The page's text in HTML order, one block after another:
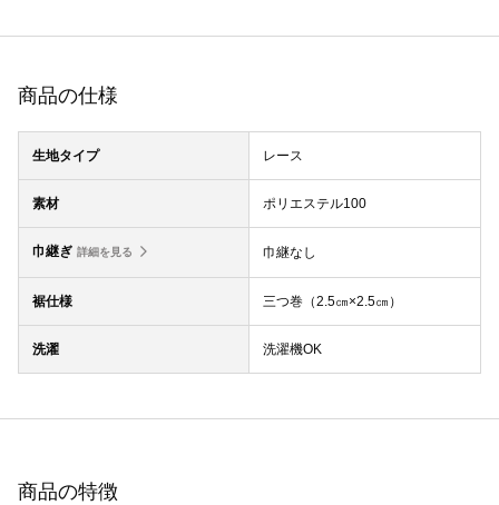
商品の仕様
生地タイプ レース
素材 ポリエステル100
巾継ぎ 詳細を見る 巾継なし
裾仕様 三つ巻（2.5㎝×2.5㎝）
洗濯 洗濯機OK
商品の特徴